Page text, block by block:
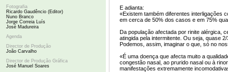
Fotografia
Ricardo Gaudêncio (Editor)
Nuno Branco
Jorge Correia Luís
José Madureira
Agenda
Director de Produção
João Carvalho
Director de Produção Gráfica
José Manuel Soares
E adianta:
«Existem também diferentes interligações
em cerca de 50% dos casos e em 75%
Da população afectada por rinite alérgica,
atingida pela intermitente. Ou seja, quase
Podemos, assim, imaginar o que, só no
«É uma doença que afecta muito a
congestão nasal, ao prurido nasal ou à
manifestações extremamente